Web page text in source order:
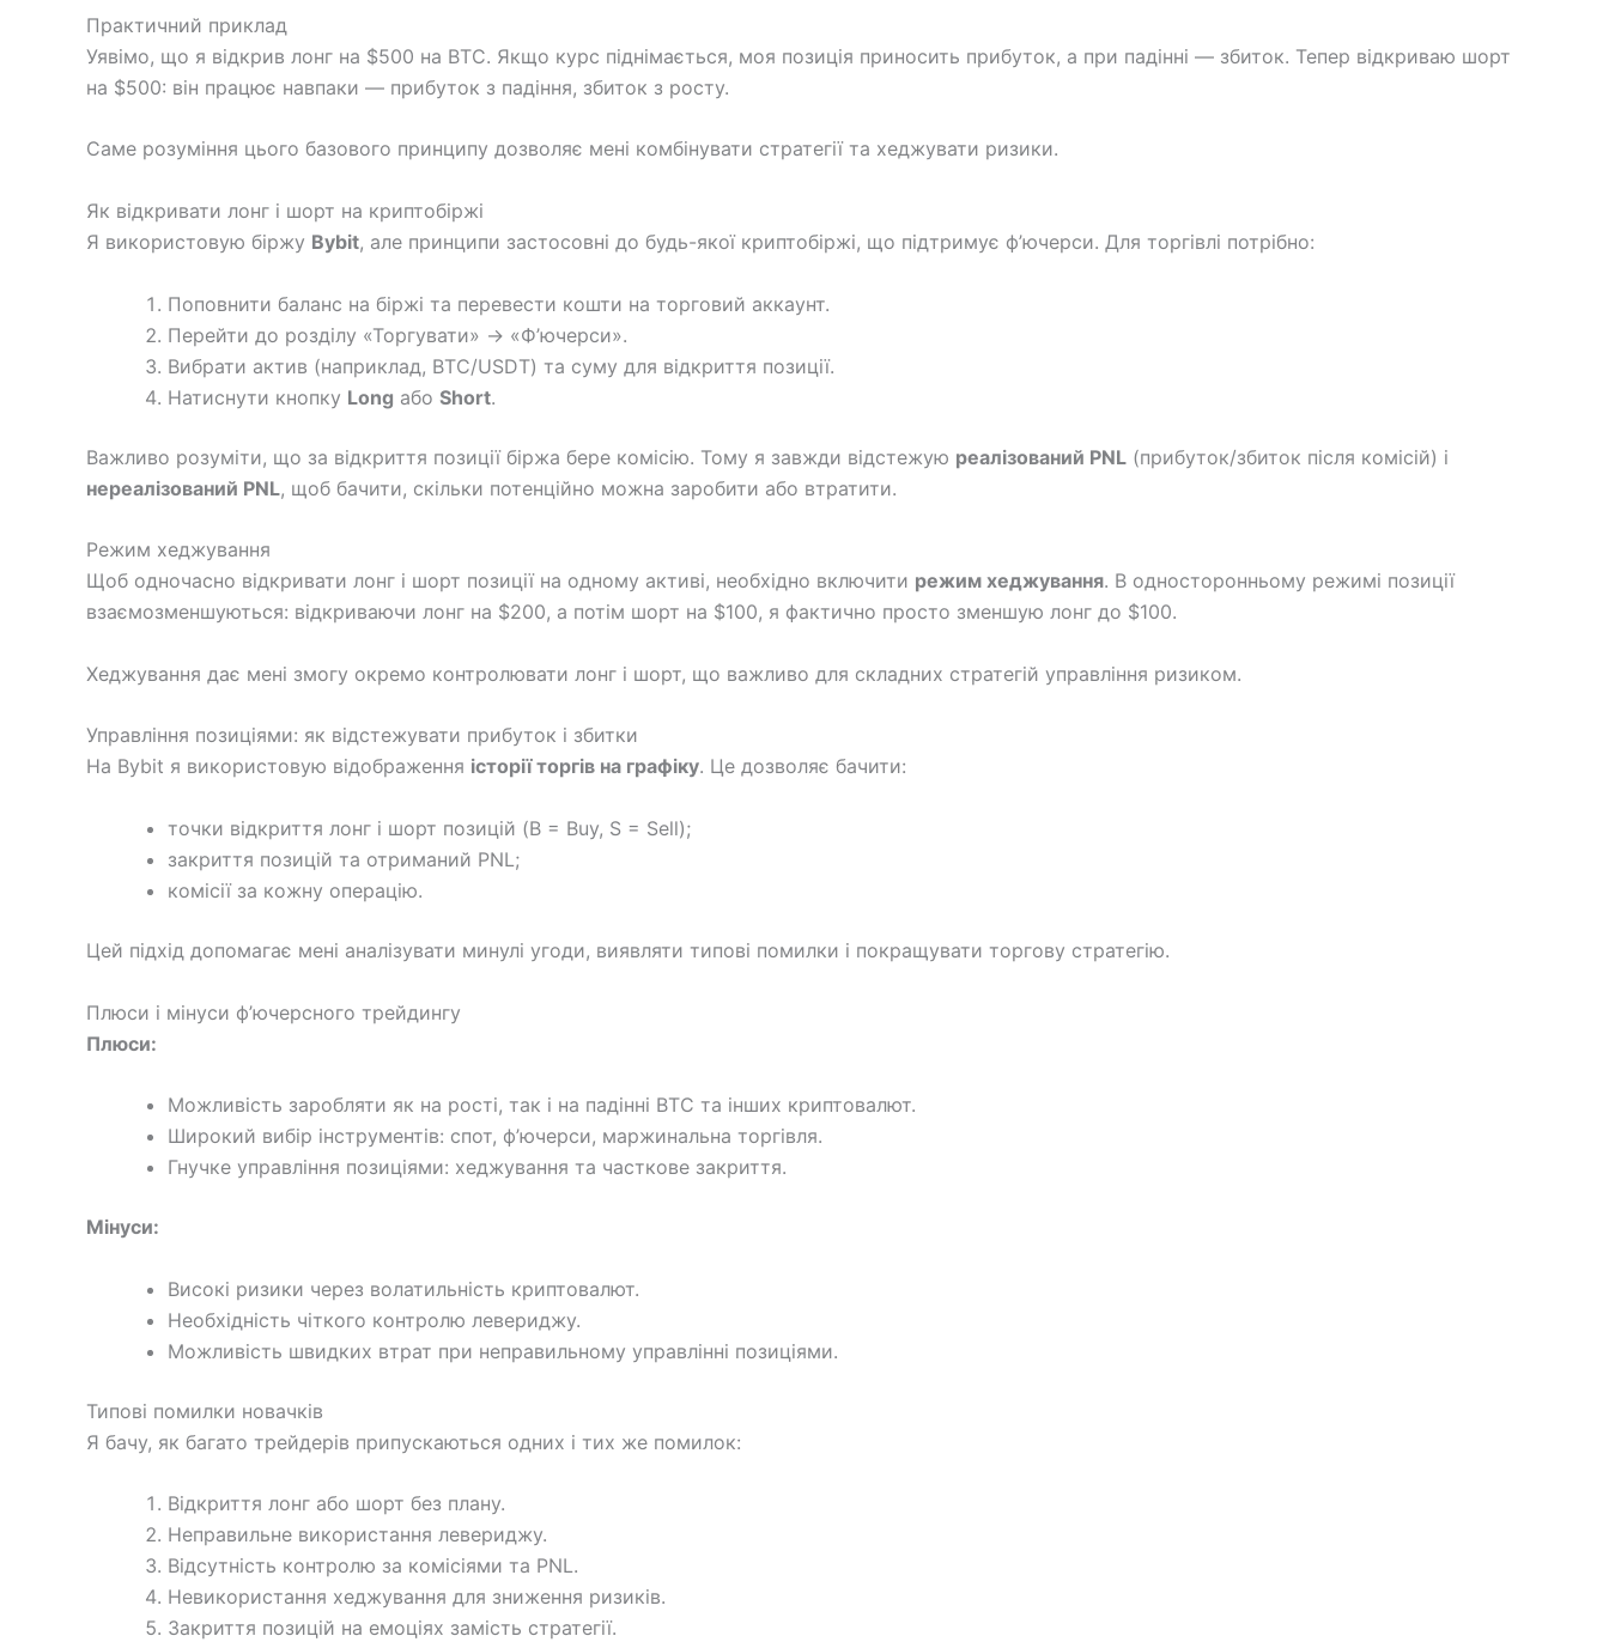
Практичний приклад
Уявімо, що я відкрив лонг на $500 на BTC. Якщо курс піднімається, моя позиція приносить прибуток, а при падінні — збиток. Тепер відкриваю шорт
на $500: він працює навпаки — прибуток з падіння, збиток з росту.
Саме розуміння цього базового принципу дозволяє мені комбінувати стратегії та хеджувати ризики.
Як відкривати лонг і шорт на криптобіржі
Я використовую біржу Bybit, але принципи застосовні до будь-якої криптобіржі, що підтримує ф’ючерси. Для торгівлі потрібно:
Поповнити баланс на біржі та перевести кошти на торговий аккаунт.
Перейти до розділу «Торгувати» → «Ф’ючерси».
Вибрати актив (наприклад, BTC/USDT) та суму для відкриття позиції.
Натиснути кнопку Long або Short.
Важливо розуміти, що за відкриття позиції біржа бере комісію. Тому я завжди відстежую реалізований PNL (прибуток/збиток після комісій) і
нереалізований PNL, щоб бачити, скільки потенційно можна заробити або втратити.
Режим хеджування
Щоб одночасно відкривати лонг і шорт позиції на одному активі, необхідно включити режим хеджування. В односторонньому режимі позиції
взаємозменшуються: відкриваючи лонг на $200, а потім шорт на $100, я фактично просто зменшую лонг до $100.
Хеджування дає мені змогу окремо контролювати лонг і шорт, що важливо для складних стратегій управління ризиком.
Управління позиціями: як відстежувати прибуток і збитки
На Bybit я використовую відображення історії торгів на графіку. Це дозволяє бачити:
точки відкриття лонг і шорт позицій (B = Buy, S = Sell);
закриття позицій та отриманий PNL;
комісії за кожну операцію.
Цей підхід допомагає мені аналізувати минулі угоди, виявляти типові помилки і покращувати торгову стратегію.
Плюси і мінуси ф’ючерсного трейдингу
Плюси:
Можливість заробляти як на рості, так і на падінні BTC та інших криптовалют.
Широкий вибір інструментів: спот, ф’ючерси, маржинальна торгівля.
Гнучке управління позиціями: хеджування та часткове закриття.
Мінуси:
Високі ризики через волатильність криптовалют.
Необхідність чіткого контролю левериджу.
Можливість швидких втрат при неправильному управлінні позиціями.
Типові помилки новачків
Я бачу, як багато трейдерів припускаються одних і тих же помилок:
Відкриття лонг або шорт без плану.
Неправильне використання левериджу.
Відсутність контролю за комісіями та PNL.
Невикористання хеджування для зниження ризиків.
Закриття позицій на емоціях замість стратегії.